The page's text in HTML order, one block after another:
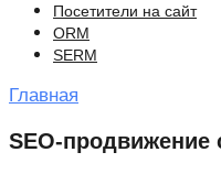
Посетители на сайт
ORM
SERM
Главная
SEO-продвижение